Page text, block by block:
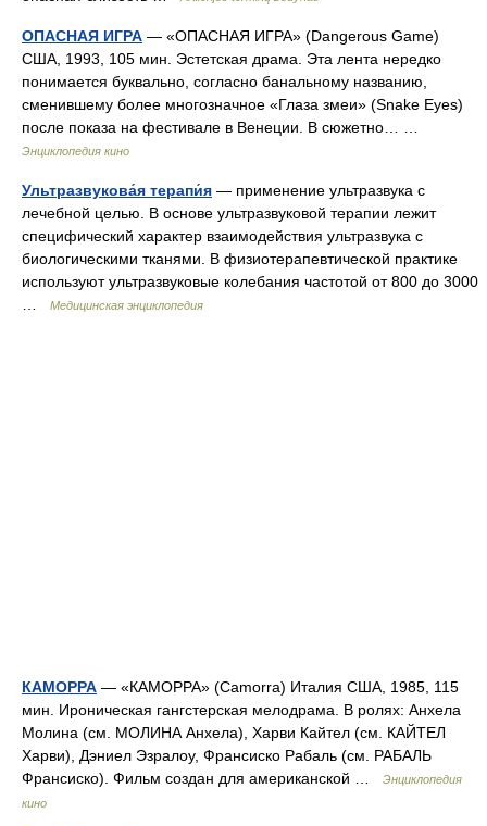
ОПАСНАЯ ИГРА — «ОПАСНАЯ ИГРА» (Dangerous Game)
США, 1993, 105 мин. Эстетская драма. Эта лента нередко
понимается буквально, согласно банальному названию,
сменившему более многозначное «Глаза змеи» (Snake Eyes)
после показа на фестивале в Венеции. В сюжетно… …
Энциклопедия кино
Ультразвукова́я терапи́я — применение ультразвука с
лечебной целью. В основе ультразвуковой терапии лежит
специфический характер взаимодействия ультразвука с
биологическими тканями. В физиотерапевтической практике
используют ультразвуковые колебания частотой от 800 до 3000
Медицинская энциклопедия
КАМОРРА — «КАМОРРА» (Camorra) Италия США, 1985, 115
мин. Ироническая гангстерская мелодрама. В ролях: Анхела
Молина (см. МОЛИНА Анхела), Харви Кайтел (см. КАЙТЕЛ
Харви), Дэниел Эзралоу, Франсиско Рабаль (см. РАБАЛЬ
Франсиско). Фильм создан для американской …
Энциклопедия
кино